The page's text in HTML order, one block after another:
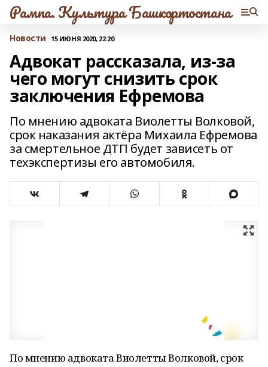
Рампа. Культура Башкортостана
Новости 15 ИЮНЯ 2020, 22:20
Адвокат рассказала, из-за
чего могут снизить срок
заключения Ефремова
По мнению адвоката Виолетты Волковой,
срок наказания актёра Михаила Ефремова
за смертельное ДТП будет зависеть от
техэкспертизы его автомобиля.
По мнению адвоката Виолетты Волковой, срок